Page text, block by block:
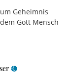
Geheimnis
Gott Mensch